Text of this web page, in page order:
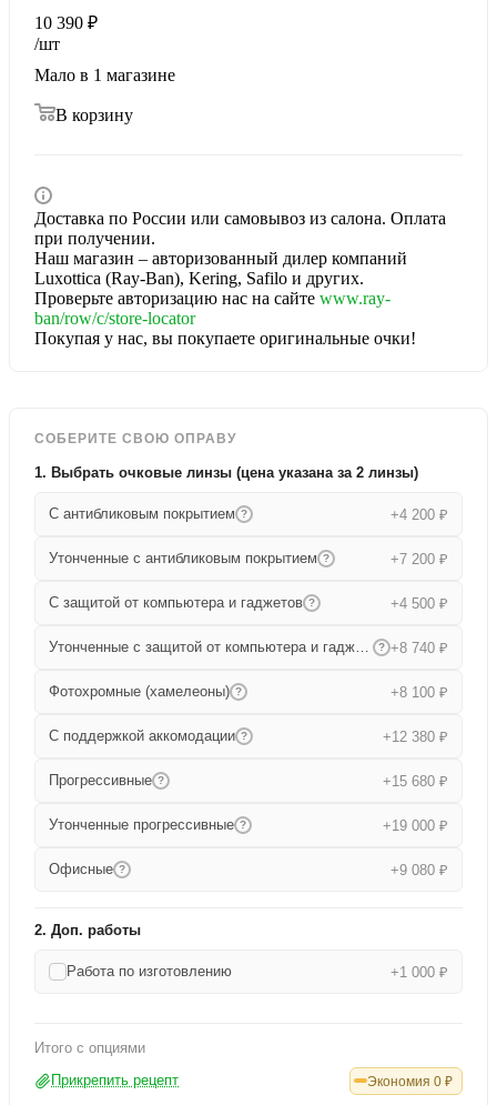
10 390 ₽
/шт
Мало в 1 магазине
В корзину
Доставка по России или самовывоз из салона. Оплата
при получении.
Наш магазин – авторизованный дилер компаний
Luxottica (Ray-Ban), Kering, Safilo и других.
Проверьте авторизацию нас на сайте www.ray-
ban/row/c/store-locator
Покупая у нас, вы покупаете оригинальные очки!
СОБЕРИТЕ СВОЮ ОПРАВУ
1. Выбрать очковые линзы (цена указана за 2 линзы)
С антибликовым покрытием ? +4 200 ₽
Утонченные с антибликовым покрытием ? +7 200 ₽
С защитой от компьютера и гаджетов ? +4 500 ₽
Утонченные с защитой от компьютера и гаджетов ? +8 740 ₽
Фотохромные (хамелеоны) ? +8 100 ₽
С поддержкой аккомодации ? +12 380 ₽
Прогрессивные ? +15 680 ₽
Утонченные прогрессивные ? +19 000 ₽
Офисные ? +9 080 ₽
2. Доп. работы
Работа по изготовлению +1 000 ₽
Итого с опциями
Прикрепить рецепт Экономия 0 ₽